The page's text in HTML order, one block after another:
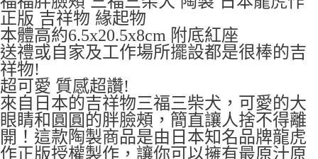
每筆NT$65，滿NT$999(含以上)免運費
7-11取貨付款
每筆NT$65，滿NT$999(含以上)免運費
付款後7-11取貨
每筆NT$65，滿NT$999(含以上)免運費
宅配
每筆NT$100，滿NT$999(含以上)免運費
正版 吉祥物 緣起物
本體高約6.5x20.5x8cm 附底紅座
送禮或自家及工作場所擺設都是很棒的吉
祥物!
超可愛 質感超讚!
來自日本的吉祥物三福三柴犬，可愛的大
眼睛和圓圓的胖臉頰，簡直讓人捨不得離
開！這款陶製商品是由日本知名品牌龍虎
作正版授權製作，讓你可以擁有最原汁原